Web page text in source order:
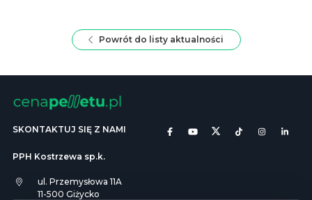
Powrót do listy aktualności
SKONTAKTUJ SIĘ Z NAMI
PPH Kostrzewa sp.k.
ul. Przemysłowa 11A
11-500 Giżycko